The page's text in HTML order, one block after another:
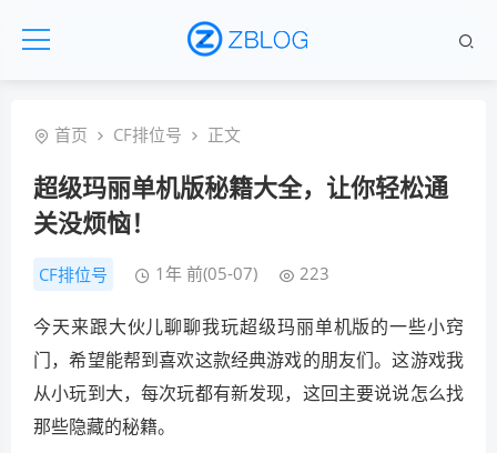
首页 CF排位号 正文
超级玛丽单机版秘籍大全，让你轻松通
关没烦恼！
CF排位号 1年 前(05-07) 223
今天来跟大伙儿聊聊我玩超级玛丽单机版的一些小窍
门，希望能帮到喜欢这款经典游戏的朋友们。这游戏我
从小玩到大，每次玩都有新发现，这回主要说说怎么找
那些隐藏的秘籍。